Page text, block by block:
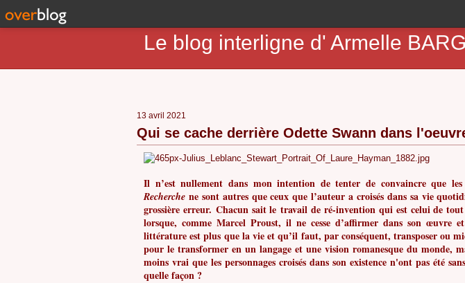
Le blog interligne d' Armelle
13 avril 2021
Qui se cache derrière Odette Swann dans
Il n’est nullement dans mon intention de tenter de convaincre que les
Recherche ne sont autres que ceux que l’auteur a croisés dans sa vie
grossière erreur. Chacun sait le travail de ré-invention qui est celui de
lorsque, comme Marcel Proust, il ne cesse d’affirmer dans son œuvre
littérature est plus que la vie et qu’il faut, par conséquent, transposer ou
pour le transformer en un langage et une vision romanesque du monde,
moins vrai que les personnages croisés dans son existence n'ont pas été
quelle façon ?